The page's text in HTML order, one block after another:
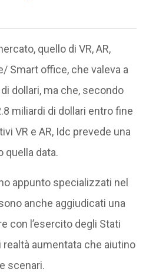
quello di VR, AR,
Smart office, che valeva a
dollari, ma che, secondo
miliardi di dollari entro fine
VR e AR, Idc prevede una
quella data.
appunto specializzati nel
anche aggiudicati una
con l’esercito degli Stati
realtà aumentata che aiutino
scenari.